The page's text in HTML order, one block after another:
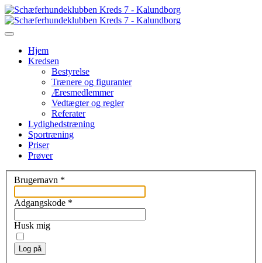
Hjem
Kredsen
Bestyrelse
Trænere og figuranter
Æresmedlemmer
Vedtægter og regler
Referater
Lydighedstræning
Sportræning
Priser
Prøver
Brugernavn *
Adgangskode *
Husk mig
Log på